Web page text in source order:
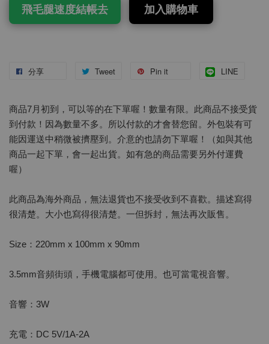
飛毛腿速度結帳去 加入購物車
分享 Tweet Pin it LINE
商品7月初到，可以等的在下單喔！數量有限。此商品不接受貨
到付款！因為數量不多。所以付款的才會替您留。外包裝有可
能因運送中稍微被擠壓到。介意的也請勿下單喔！（如與其他
商品一起下單，會一起出貨。如有急的商品需要另外付運費
喔）
此商品為海外商品，無法退貨也不接受收到不喜歡。描述寫得
很清楚。大小也寫得很清楚。一但拆封，無法再次販售。
Size：220mm x 100mm x 90mm
3.5mm音頻街頭，手機電腦都可使用。也可當電視音響。
音響：3W
充電：DC 5V/1A-2A